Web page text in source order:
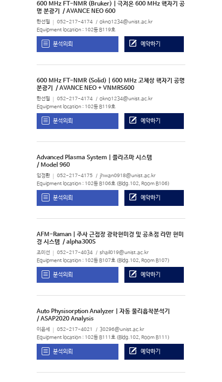
600 MHz FT-NMR (Bruker) | 극저온 600 MHz 핵자기 공
명 분광기
/ AVANCE NEO 600
한선필 052-217-4174 okno1234@unist.ac.kr
Equipment location : 102동 B119호
분석의뢰 예약하기
600 MHz FT-NMR (Solid) | 600 MHz 고체상 핵자기 공명
분광기
/ AVANCE NEO + VNMRS600
한선필 052-217-4174 okno1234@unist.ac.kr
Equipment location : 102동 B119호
분석의뢰 예약하기
Advanced Plasma System | 플라즈마 시스템
/ Model 960
임정환 052-217-4175 jhwan0918@unist.ac.kr
Equipment location : 102동 B106호 (Bldg.102, Room B106)
분석의뢰 예약하기
AFM-Raman | 주사 근접장 광학현미경 및 공초점 라만 현미
경 시스템 / alpha300S
조미선 052-217-4034 shail019@unist.ac.kr
Equipment location : 102동 B107호 (Bldg.102, Room B107)
분석의뢰 예약하기
Auto Physisorption Analyzer | 자동 물리흡착분석기
/ ASAP2020 Analysis
이윤세 052-217-4021 30296@unist.ac.kr
Equipment location : 102동 B111호 (Bldg.102, Room B111)
분석의뢰 예약하기